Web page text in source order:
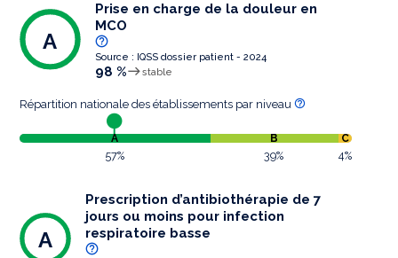
Prise en charge de la douleur en
MCO
Source : IQSS dossier patient - 2024
98 % stable
A
Répartition nationale des établissements par niveau
A B C
57% 39% 4%
Prescription d’antibiothérapie de 7
jours ou moins pour infection
respiratoire basse
A